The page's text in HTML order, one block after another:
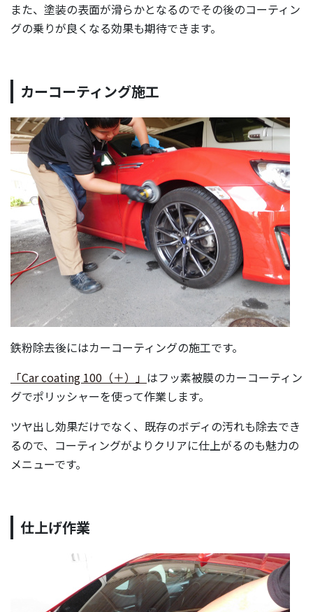
また、塗装の表面が滑らかとなるのでその後のコーティン
グの乗りが良くなる効果も期待できます。
カーコーティング施工
鉄粉除去後にはカーコーティングの施工です。
「Car coating 100（＋）」 はフッ素被膜のカーコーティン
グでポリッシャーを使って作業します。
ツヤ出し効果だけでなく、既存のボディの汚れも除去でき
るので、コーティングがよりクリアに仕上がるのも魅力の
メニューです。
仕上げ作業